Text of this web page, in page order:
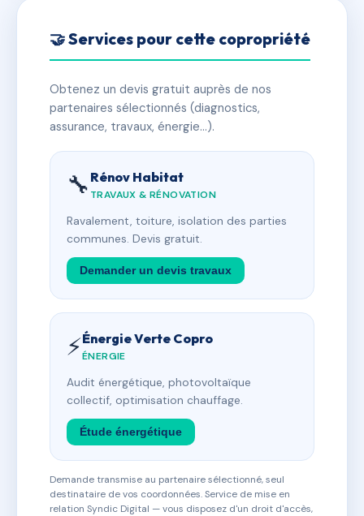
🤝 Services pour cette copropriété
Obtenez un devis gratuit auprès de nos
partenaires sélectionnés (diagnostics,
assurance, travaux, énergie…).
🔧 Rénov Habitat
TRAVAUX & RÉNOVATION
Ravalement, toiture, isolation des parties
communes. Devis gratuit.
Demander un devis travaux
⚡Énergie Verte Copro
ÉNERGIE
Audit énergétique, photovoltaïque
collectif, optimisation chauffage.
Étude énergétique
Demande transmise au partenaire sélectionné, seul
destinataire de vos coordonnées. Service de mise en
relation Syndic Digital — vous disposez d'un droit d'accès,